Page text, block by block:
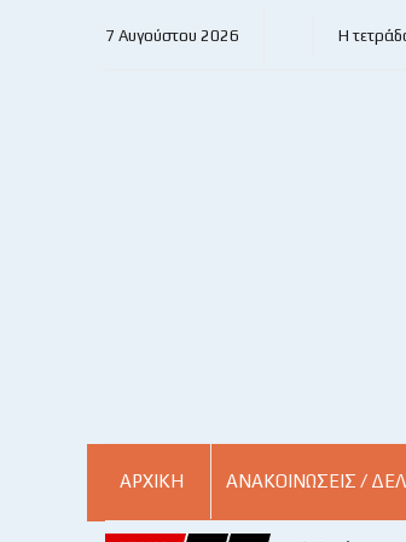
7 Αυγούστου 2026 Η
ΑΡΧΙΚΗ ΑΝΑΚΟΙΝΏΣΕΙΣ /